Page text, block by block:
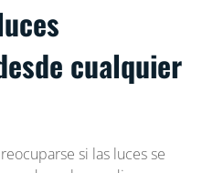
cualquier
si las luces se